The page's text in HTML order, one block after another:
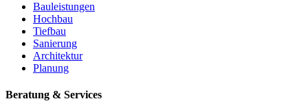
Bauleistungen
Hochbau
Tiefbau
Sanierung
Architektur
Planung
Beratung & Services